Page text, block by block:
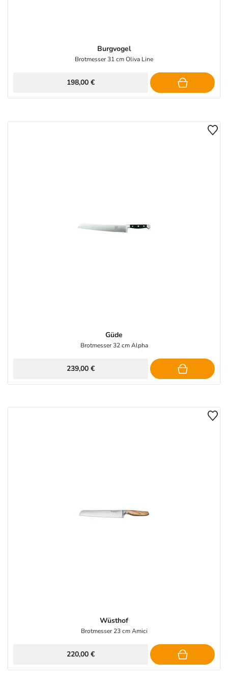
Burgvogel
Brotmesser 31 cm Oliva Line
198,00 €
Güde
Brotmesser 32 cm Alpha
239,00 €
Wüsthof
Brotmesser 23 cm Amici
220,00 €